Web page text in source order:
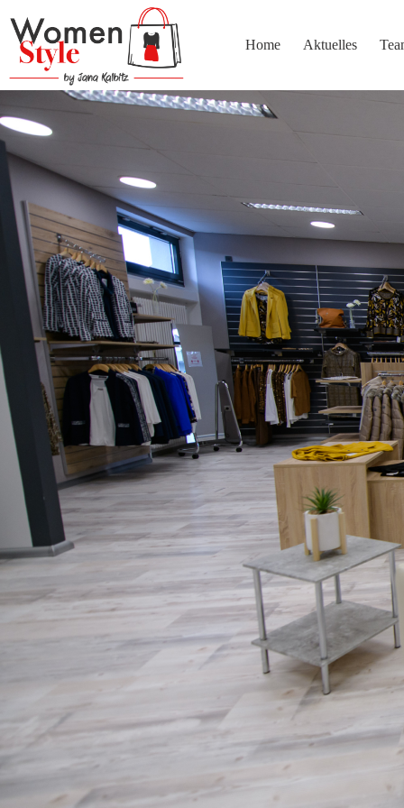
Inhalt
springen
Home Aktuelles